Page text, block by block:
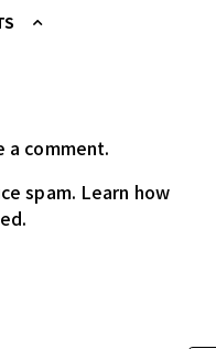
a comment.
spam. Learn how